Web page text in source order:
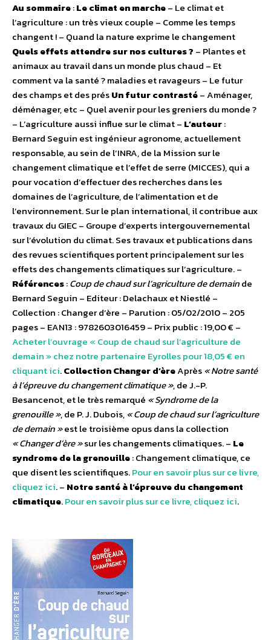
Au sommaire:Le climat en marche– Le climat et
l’agriculture : un très vieux couple – Comme les temps
changent ! – Quand la nature exprime le changement
Quels effets attendre sur nos cultures ? – Plantes et
animaux au travail dans un monde plus chaud – Et
comment va la santé ? maladies et ravageurs – Le futur
des champs et des présUn futur contrasté– Aménager,
déménager, etc – Quel avenir pour les greniers du monde ?
– L’agriculture aussi influe sur le climat – L’auteur:
Bernard Seguin est ingénieur agronome, actuellement
responsable, au sein de l’INRA, de la Mission sur le
changement climatique et l’effet de serre (MICCES), qui a
pour vocation d’effectuer des recherches dans les
domaines de l’agriculture, de l’alimentation et de
l’environnement. Sur le plan international, il contribue aux
travaux du GIEC – Groupe d’experts intergouvernemental
sur l’évolution du climat. Ses travaux et publications dans
des revues scientifiques portent principalement sur les
effets des changements climatiques sur l’agriculture. –
Références:Coup de chaud sur l’agriculture de demainde
Bernard Seguin – Editeur : Delachaux et Niestlé –
Collection : Changer d’ère – Parution : 05/02/2010 – 205
pages – EAN13 : 9782603016459 – Prix public : 19,00 € –
Acheter l’ouvrage « Coup de chaud sur l’agriculture de
demain » chez notre partenaire Eyrolles pour 18,05 € en
cliquant ici.Collection Changer d’èreAprès« Notre santé
à l’épreuve du changement climatique », de J.-P.
Besancenot, et le très remarqué « Syndrome de la
grenouille », de P. J. Dubois,« Coup de chaud sur l’agriculture
de demain »est le troisième opus dans la collection
« Changer d’ère »sur les changements climatiques. – Le
syndrome de la grenouille: Changement climatique, ce
que disent les scientifiques.Pour en savoir plus sur ce livre,
cliquez ici. – Notre santé à l’épreuve du changement
climatique.Pour en savoir plus sur ce livre, cliquez ici.